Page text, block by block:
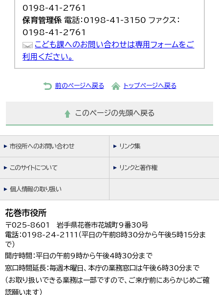
0198-41-2761
保育管理係 電話：0198-41-3150 ファクス：
0198-41-2761
こども課へのお問い合わせは専用フォームをご
利用ください。
前のページへ戻る トップページへ戻る
このページの先頭へ戻る
市役所へのお問い合わせ リンク集
このサイトについて リンクと著作権
個人情報の取り扱い
花巻市役所
〒025-8601 岩手県花巻市花城町9番30号
電話：0198-24-2111（平日の午前8時30分から午後5時15分ま
で）
開庁時間：平日の午前9時から午後4時30分まで
窓口時間延長：毎週木曜日、本庁の業務窓口は午後6時30分まで
（お取り扱いできる業務は一部ですので、ご来庁前にあらかじめご確
認願います）